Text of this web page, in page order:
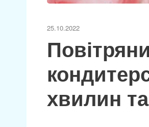
25.10.2022
хвилин та